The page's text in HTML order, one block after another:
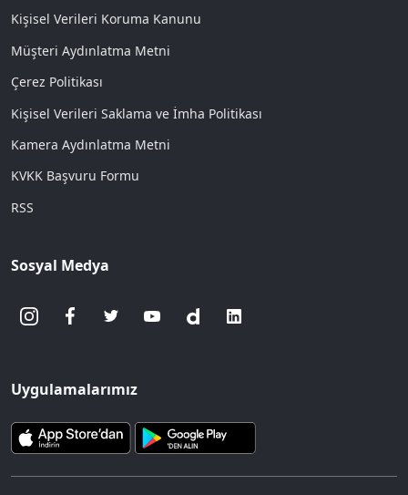
Kişisel Verileri Koruma Kanunu
Müşteri Aydınlatma Metni
Çerez Politikası
Kişisel Verileri Saklama ve İmha Politikası
Kamera Aydınlatma Metni
KVKK Başvuru Formu
RSS
Sosyal Medya
Uygulamalarımız